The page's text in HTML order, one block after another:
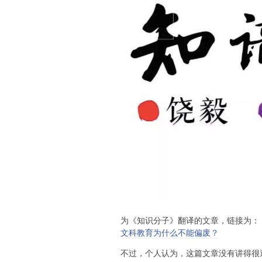
为《知识分子》翻译的文章，链接为：
文科教育为什么不能偏废？
不过，个人认为，这篇文章没有讲得很